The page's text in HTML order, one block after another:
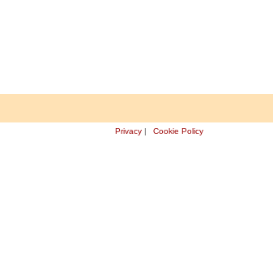
Privacy | Cookie Policy